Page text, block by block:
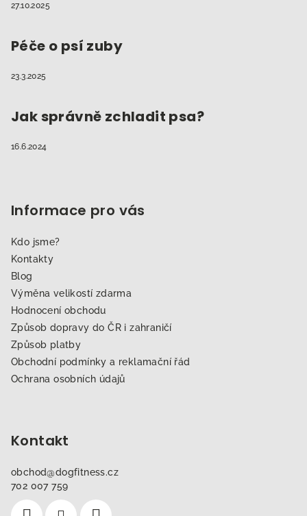
27.10.2025
Péče o psí zuby
23.3.2025
Jak správně zchladit psa?
16.6.2024
Informace pro vás
Kdo jsme?
Kontakty
Blog
Výměna velikostí zdarma
Hodnocení obchodu
Způsob dopravy do ČR i zahraničí
Způsob platby
Obchodní podmínky a reklamační řád
Ochrana osobních údajů
Kontakt
obchod@dogfitness.cz
702 007 759